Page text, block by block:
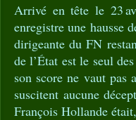
Arrivé en tête le 23
enregistre une hausse
dirigeante du FN
de l’État est le seul
son score ne vaut pas
suscitent aucune
François Hollande